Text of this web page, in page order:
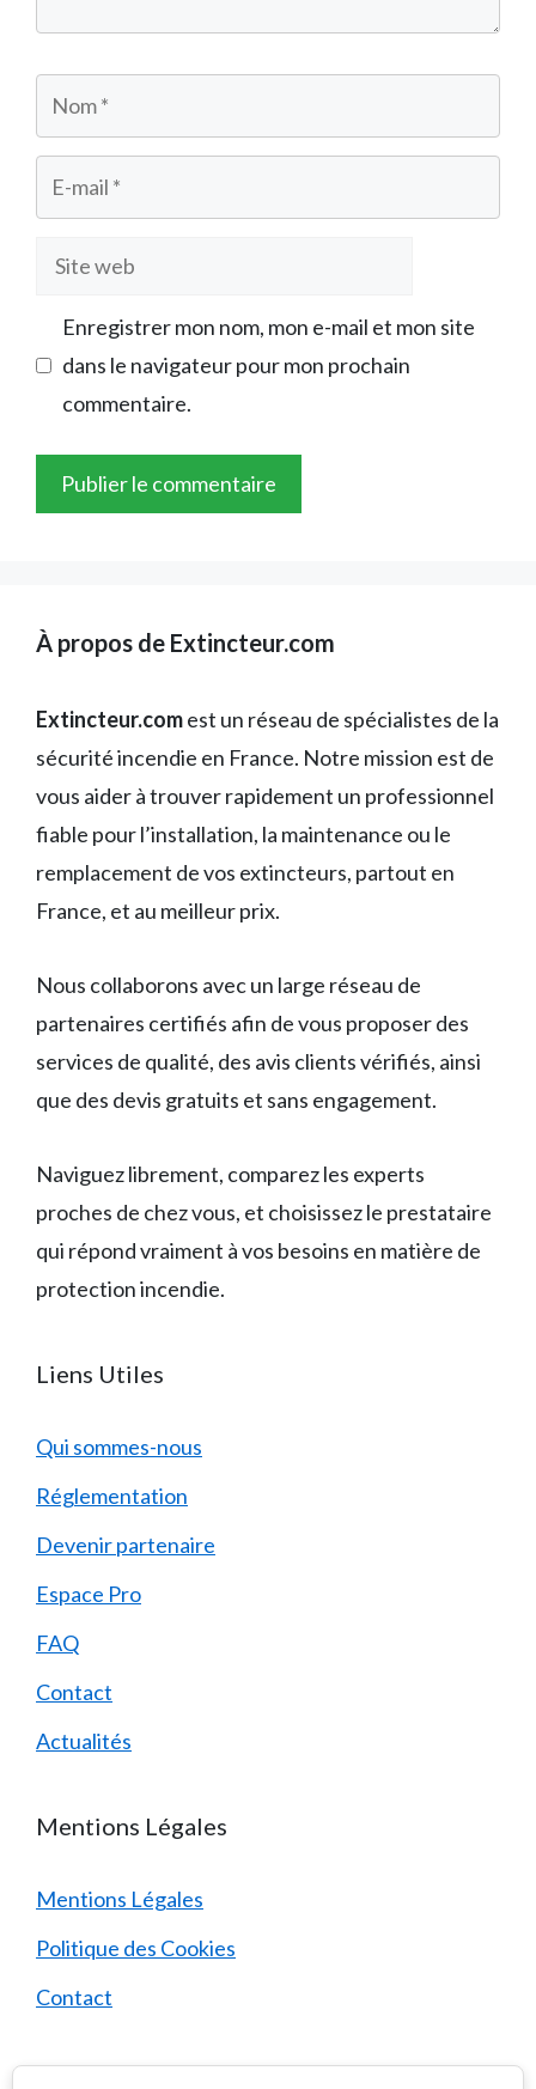
Nom
E-
mail
Site
Enregistrer mon nom, mon e-mail et mon site
dans le navigateur pour mon prochain
commentaire.
À propos de Extincteur.com
Extincteur.comest un réseau de spécialistes de la
sécurité incendie en France. Notre mission est de
vous aider à trouver rapidement un professionnel
fiable pour l’installation, la maintenance ou le
remplacement de vos extincteurs, partout en
France, et au meilleur prix.
Nous collaborons avec un large réseau de
partenaires certifiés afin de vous proposer des
services de qualité, des avis clients vérifiés, ainsi
que des devis gratuits et sans engagement.
Naviguez librement, comparez les experts
proches de chez vous, et choisissez le prestataire
qui répond vraiment à vos besoins en matière de
protection incendie.
Liens Utiles
Qui sommes-nous
Réglementation
Devenir partenaire
Espace Pro
FAQ
Contact
Actualités
Mentions Légales
Mentions Légales
Politique des Cookies
Contact